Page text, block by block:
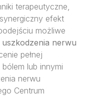
terapeutyczne,
efekt
możliwe
nerwu
pełnej
lub innymi
nerwu
Centrum